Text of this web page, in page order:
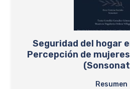
Seguridad del hogar
Percepción de
Resumen